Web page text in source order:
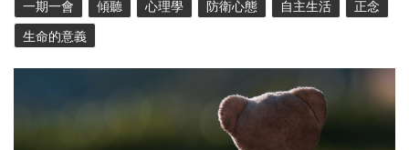
影片專區
一期一會 傾聽 心理學 防衛心態 自主生活 正念
生命的意義